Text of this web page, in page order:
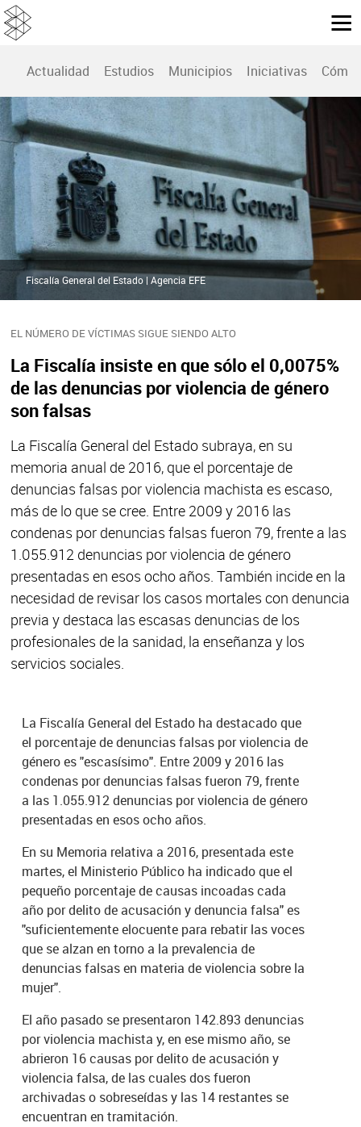
Actualidad Estudios Municipios Iniciativas Cómo
EL NÚMERO DE VÍCTIMAS SIGUE SIENDO ALTO
La Fiscalía insiste en que sólo el 0,0075%
de las denuncias por violencia de género
son falsas
La Fiscalía General del Estado subraya, en su
memoria anual de 2016, que el porcentaje de
denuncias falsas por violencia machista es escaso,
más de lo que se cree. Entre 2009 y 2016 las
condenas por denuncias falsas fueron 79, frente a las
1.055.912 denuncias por violencia de género
presentadas en esos ocho años. También incide en la
necesidad de revisar los casos mortales con denuncia
previa y destaca las escasas denuncias de los
profesionales de la sanidad, la enseñanza y los
servicios sociales.
Fiscalía General del Estado | Agencia EFE
La Fiscalía General del Estado ha destacado que
el porcentaje de denuncias falsas por violencia de
género es "escasísimo". Entre 2009 y 2016 las
condenas por denuncias falsas fueron 79, frente
a las 1.055.912 denuncias por violencia de género
presentadas en esos ocho años.
En su Memoria relativa a 2016, presentada este
martes, el Ministerio Público ha indicado que el
pequeño porcentaje de causas incoadas cada
año por delito de acusación y denuncia falsa" es
"suficientemente elocuente para rebatir las voces
que se alzan en torno a la prevalencia de
denuncias falsas en materia de violencia sobre la
mujer".
El año pasado se presentaron 142.893 denuncias
por violencia machista y, en ese mismo año, se
abrieron 16 causas por delito de acusación y
violencia falsa, de las cuales dos fueron
archivadas o sobreseídas y las 14 restantes se
encuentran en tramitación.